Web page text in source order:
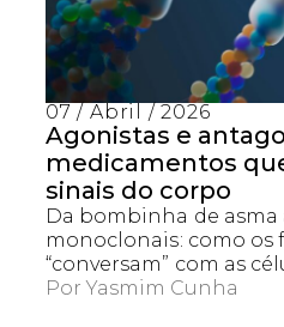
07 / Abril / 2026
Agonistas e
medicamentos
sinais do corpo
Da bombinha de
monoclonais: como os
“conversam” com as
PorYasmim Cunha